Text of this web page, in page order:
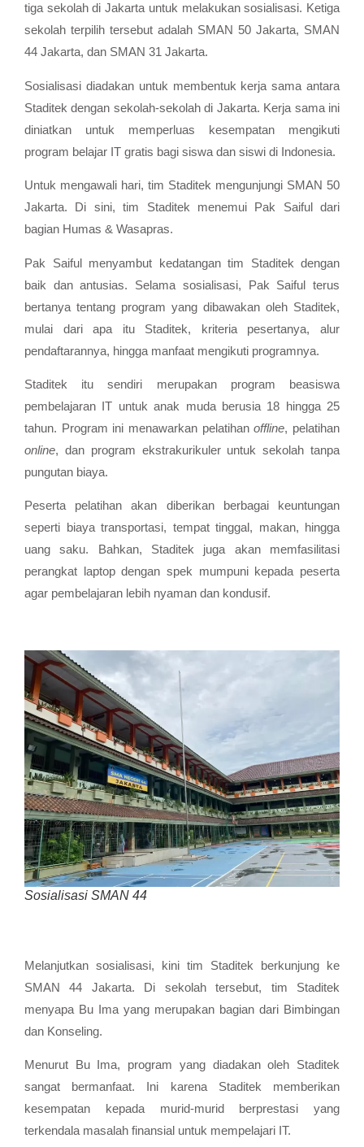
tiga sekolah di Jakarta untuk melakukan sosialisasi. Ketiga
sekolah terpilih tersebut adalah SMAN 50 Jakarta, SMAN
44 Jakarta, dan SMAN 31 Jakarta.
Sosialisasi diadakan untuk membentuk kerja sama antara
Staditek dengan sekolah-sekolah di Jakarta. Kerja sama ini
diniatkan untuk memperluas kesempatan mengikuti
program belajar IT gratis bagi siswa dan siswi di Indonesia.
Untuk mengawali hari, tim Staditek mengunjungi SMAN 50
Jakarta. Di sini, tim Staditek menemui Pak Saiful dari
bagian Humas & Wasapras.
Pak Saiful menyambut kedatangan tim Staditek dengan
baik dan antusias. Selama sosialisasi, Pak Saiful terus
bertanya tentang program yang dibawakan oleh Staditek,
mulai dari apa itu Staditek, kriteria pesertanya, alur
pendaftarannya, hingga manfaat mengikuti programnya.
Staditek itu sendiri merupakan program beasiswa
pembelajaran IT untuk anak muda berusia 18 hingga 25
tahun. Program ini menawarkan pelatihanoffline, pelatihan
online, dan program ekstrakurikuler untuk sekolah tanpa
pungutan biaya.
Peserta pelatihan akan diberikan berbagai keuntungan
seperti biaya transportasi, tempat tinggal, makan, hingga
uang saku. Bahkan, Staditek juga akan memfasilitasi
perangkat laptop dengan spek mumpuni kepada peserta
agar pembelajaran lebih nyaman dan kondusif.
Sosialisasi SMAN 44
Melanjutkan sosialisasi, kini tim Staditek berkunjung ke
SMAN 44 Jakarta. Di sekolah tersebut, tim Staditek
menyapa Bu Ima yang merupakan bagian dari Bimbingan
dan Konseling.
Menurut Bu Ima, program yang diadakan oleh Staditek
sangat bermanfaat. Ini karena Staditek memberikan
kesempatan kepada murid-murid berprestasi yang
terkendala masalah finansial untuk mempelajari IT.